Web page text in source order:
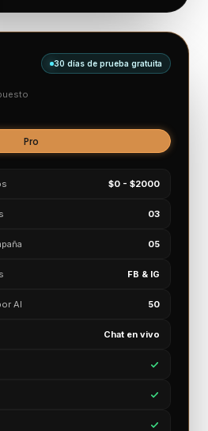
30 días de prueba gratuita
Pro
$0 - $2000
03
05
FB & IG
AI 50
Chat en vivo